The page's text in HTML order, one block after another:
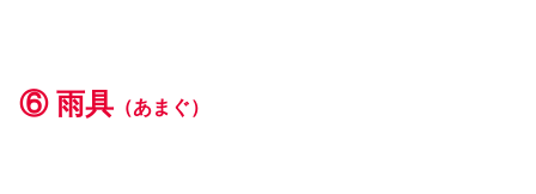
⑥ 雨具 （あまぐ）